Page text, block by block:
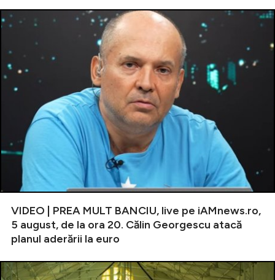
VIDEO | PREA MULT BANCIU, live pe iAMnews.ro,
5 august, de la ora 20. Călin Georgescu atacă
planul aderării la euro